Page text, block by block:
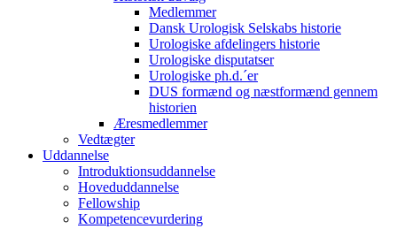
Medlemmer
Dansk Urologisk Selskabs historie
Urologiske afdelingers historie
Urologiske disputatser
Urologiske ph.d.´er
DUS formænd og næstformænd gennem
historien
Æresmedlemmer
Vedtægter
Uddannelse
Introduktionsuddannelse
Hoveduddannelse
Fellowship
Kompetencevurdering